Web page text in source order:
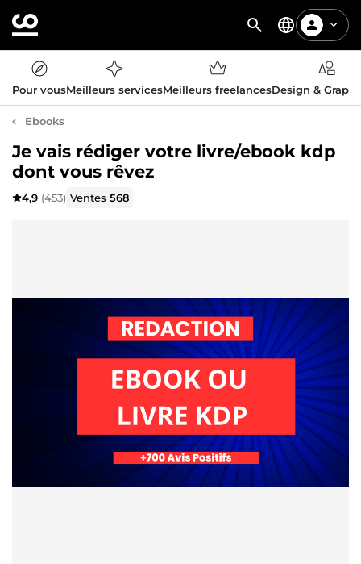
Pour vousMeilleurs servicesMeilleurs freelancesDesign &
Ebooks
Je vais rédiger votre livre/ebook kdp
dont vous rêvez
4,9 (453) Ventes568